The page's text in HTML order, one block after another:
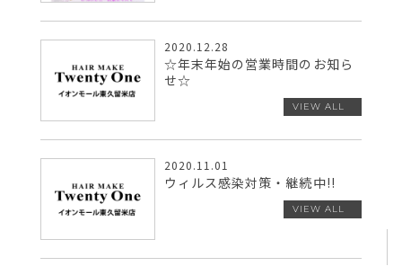
2020.12.28
☆年末年始の営業時間のお知ら
せ☆
2020.11.01
ウィルス感染対策・継続中!!